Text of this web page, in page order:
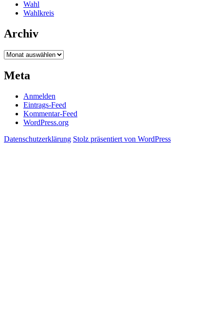
Wahl
Wahlkreis
Archiv
Archiv
Meta
Anmelden
Eintrags-Feed
Kommentar-Feed
WordPress.org
Datenschutzerklärung Stolz präsentiert von WordPress